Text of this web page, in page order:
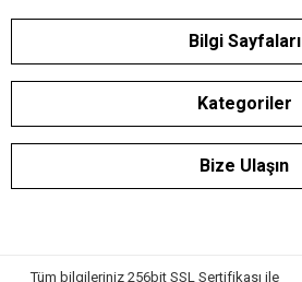
Bilgi Sayfaları
Kategoriler
Bize Ulaşın
Tüm bilgileriniz 256bit SSL Sertifikası ile